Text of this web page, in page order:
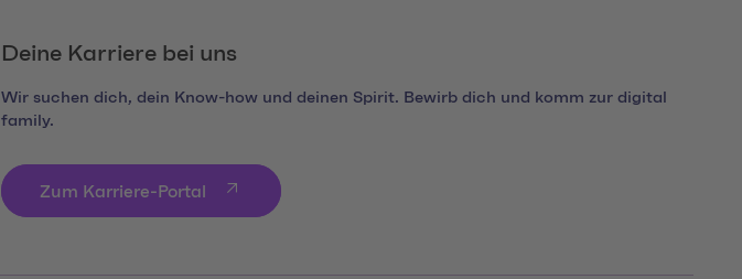
Deine Karriere bei uns
Wir suchen dich, dein Know-how und deinen Spirit. Bewirb dich und komm zur digital
family.
Zum Karriere-Portal